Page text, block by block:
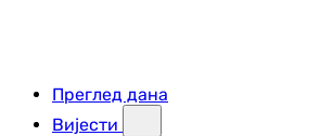
Преглед дана
Вијести